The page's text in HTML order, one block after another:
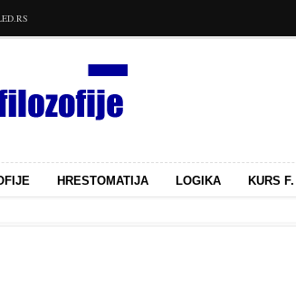
HRESTOMATIJA LOGIKA KURS F.